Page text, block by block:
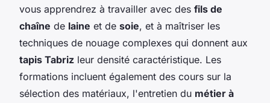
vous apprendrez à travailler avec des fils de
chaîne de laine et de soie, et à maîtriser les
techniques de nouage complexes qui donnent aux
tapis Tabriz leur densité caractéristique. Les
formations incluent également des cours sur la
sélection des matériaux, l'entretien du métier à